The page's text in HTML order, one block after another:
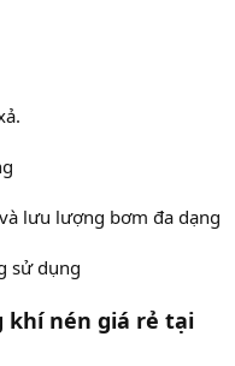
lưu lượng bơm đa dạng
sử dụng
khí nén giá rẻ tại